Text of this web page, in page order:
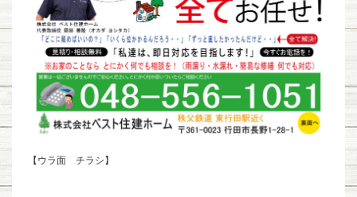
【ウラ面 チラシ】